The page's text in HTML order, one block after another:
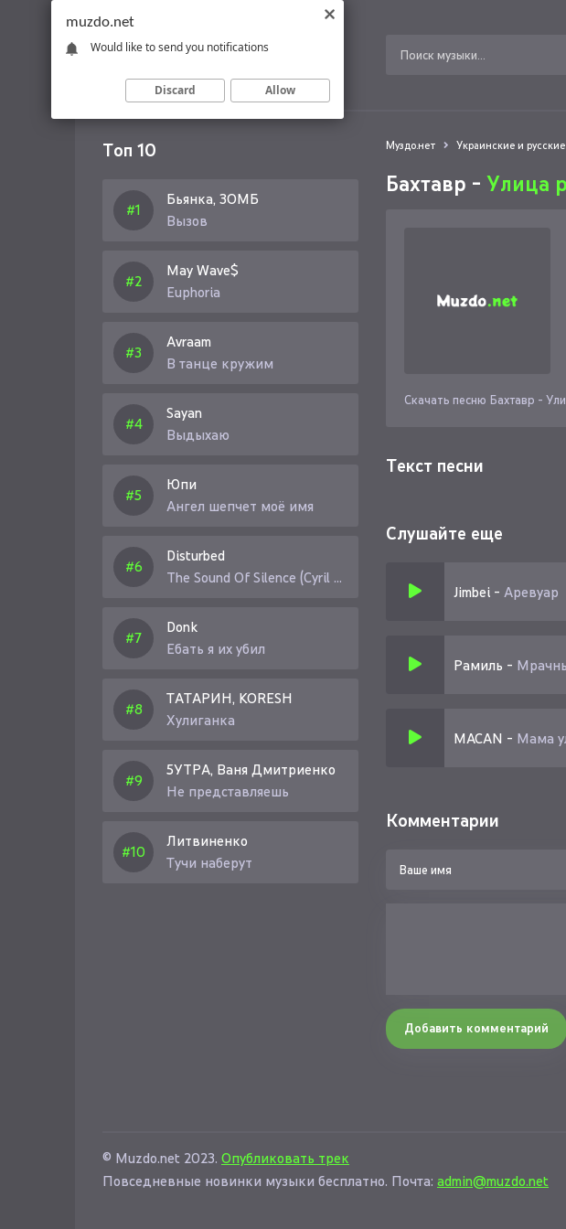
Топ 10
Бьянка, ЗОМБ
Вызов
May Wave$
Euphoria
Avraam
В танце кружим
Sayan
Выдыхаю
Юпи
Ангел шепчет моё имя
Disturbed
The Sound Of Silence (Cyril Riley Remix)
Donk
Ебать я их убил
ТАТАРИН, KORESH
Хулиганка
5УТРА, Ваня Дмитриенко
Не представляешь
Литвиненко
Тучи наберут
Муздо.нет Украинские и
Бахтавр - Улица
Скачать песню Бахтавр -
Текст песни
Слушайте еще
Jimbei - Аревуар
Рамиль - Мрачные
MACAN - Мама
Комментарии
Добавить комментарий
© Muzdo.net 2023. Опубликовать трек
Повседневные новинки музыки бесплатно. Почта: admin@muzdo.net
muzdo.net
Would like to send you notifications
Discard Allow